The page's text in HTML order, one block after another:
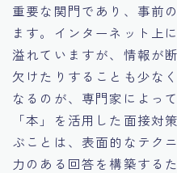
14.キャリアアップのた
15.職場適応力をアピール
16.エージェントと良好
17.面接でブランクを効果
重要な関門であり、事前
ます。インターネット上
溢れていますが、情報が
欠けたりすることも少な
なるのが、専門家によっ
「本」を活用した面接対
ぶことは、表面的なテク
力のある回答を構築する